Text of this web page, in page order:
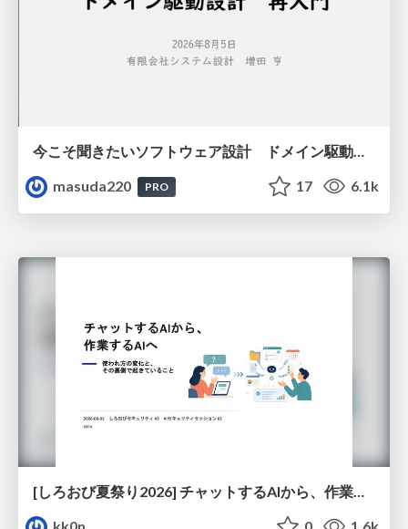
今こそ聞きたいソフトウェア設計 ドメイン駆動設計再入門
masuda220
PRO 17 6.1k
kk0n
0 1.6k